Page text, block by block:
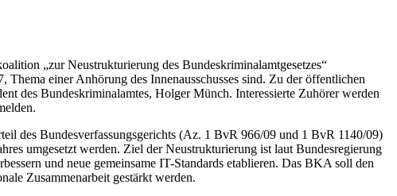
„zur Neustrukturierung des Bundeskriminalamtgesetzes“
Thema einer Anhörung des Innenausschusses sind. Zu der öffentlichen
des Bundeskriminalamtes, Holger Münch. Interessierte Zuhörer werden
des Bundesverfassungsgerichts (Az. 1 BvR 966/09 und 1 BvR 1140/09)
umgesetzt werden. Ziel der Neustrukturierung ist laut Bundesregierung
und neue gemeinsame IT-Standards etablieren. Das BKA soll den
Zusammenarbeit gestärkt werden.